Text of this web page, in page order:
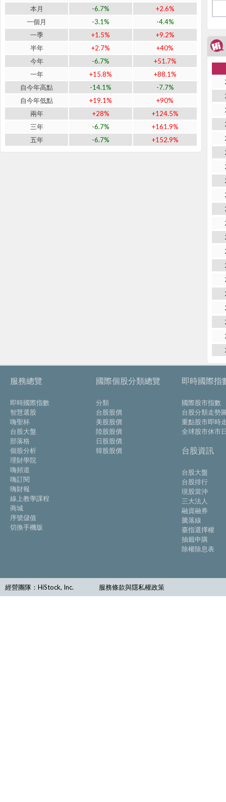
本月
-6.7%
+2.6%
一個月
-3.1%
-4.4%
一季
+1.5%
+9.2%
半年
+2.7%
+40%
今年
-6.7%
+51.7%
一年
+15.8%
+88.1%
自今年高點
-14.1%
-7.7%
自今年低點
+19.1%
+90%
兩年
+28%
+124.5%
三年
-6.7%
+161.9%
五年
-6.7% +152.9%
服務總覽
即時國際指數
智慧選股
嗨聖杯
台股大盤
部落格
個股分析
理財學院
嗨頻道
嗨訂閱
嗨財報
線上教學課程
商城
序號儲值
切換手機版
國際個股分類總覽
分類
台股股價
美股股價
陸股股價
日股股價
韓股股價
即時國際指
國際股市指數
台股分類走勢
重點股市即時
全球股市休市
台股資訊
台股大盤
台股排行
現股當沖
三大法人
融資融券
騰落線
臺指選擇權
抽籤申購
除權除息表
經營團隊：HiStock, Inc. 服務條款與隱私權政策